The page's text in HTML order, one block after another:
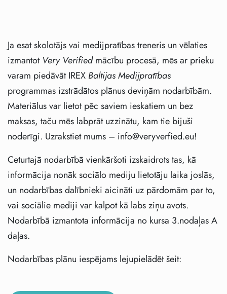
Ja esat skolotājs vai medijpratības treneris un vēlaties
izmantotVery Verifiedmācību procesā, mēs ar prieku
varam piedāvāt IREX Baltijas Medijpratības
programmas izstrādātos plānus deviņām nodarbībām.
Materiālus var lietot pēc saviem ieskatiem un bez
maksas, taču mēs labprāt uzzinātu, kam tie bijuši
noderīgi. Uzrakstiet mums – info@veryverfied.eu!
Ceturtajā nodarbībā vienkāršoti izskaidrots tas, kā
informācija nonāk sociālo mediju lietotāju laika joslās,
un nodarbības dalībnieki aicināti uz pārdomām par to,
vai sociālie mediji var kalpot kā labs ziņu avots.
Nodarbībā izmantota informācija no kursa 3.nodaļas A
daļas.
Nodarbības plānu iespējams lejupielādēt šeit: